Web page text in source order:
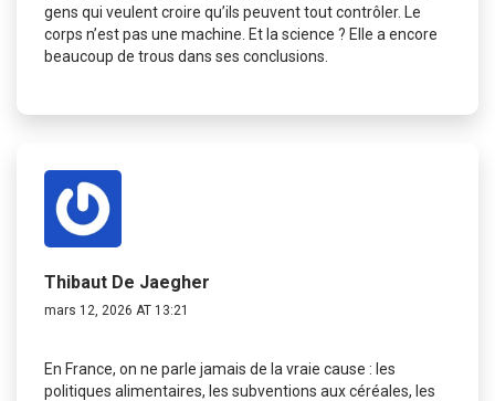
gens qui veulent croire qu’ils peuvent tout contrôler. Le
corps n’est pas une machine. Et la science ? Elle a encore
beaucoup de trous dans ses conclusions.
Thibaut De Jaegher
mars 12, 2026 AT 13:21
En France, on ne parle jamais de la vraie cause : les
politiques alimentaires, les subventions aux céréales, les